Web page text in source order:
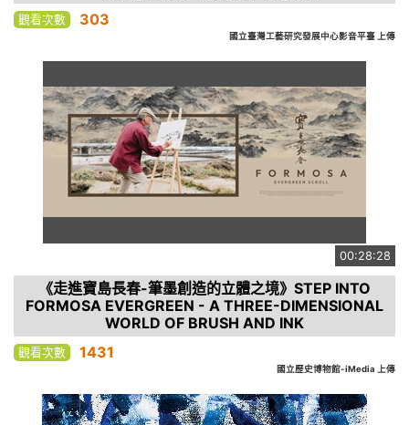
觀看次數 303
國立臺灣工藝研究發展中心影音平臺 上傳
00:28:28
《走進寶島長春-筆墨創造的立體之境》STEP INTO
FORMOSA EVERGREEN - A THREE-DIMENSIONAL
WORLD OF BRUSH AND INK
觀看次數 1431
國立歷史博物館-iMedia 上傳